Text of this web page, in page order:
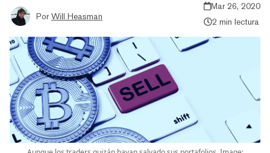
Por Will Heasman
Mar 26, 2020
2 min lectura